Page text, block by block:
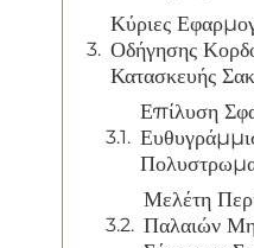
Κύριες
Οδήγησης
Κατασκευής
Επίλυση
Μελέτη
Παλαιών